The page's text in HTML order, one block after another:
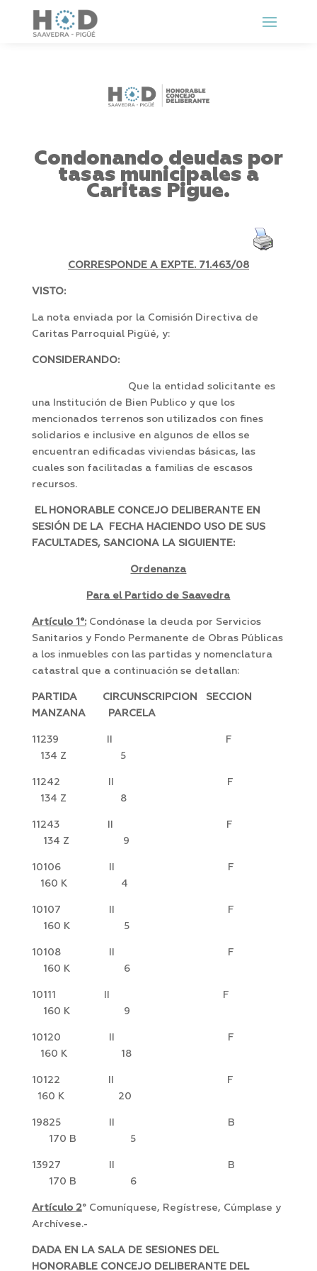
Condonando deudas por
tasas municipales a
Caritas Pigue.
CORRESPONDE A EXPTE. 71.463/08
VISTO:
La nota enviada por la Comisión Directiva de
Caritas Parroquial Pigüé, y:
CONSIDERANDO:
Que la entidad solicitante es
una Institución de Bien Publico y que los
mencionados terrenos son utilizados con fines
solidarios e inclusive en algunos de ellos se
encuentran edificadas viviendas básicas, las
cuales son facilitadas a familias de escasos
recursos.
EL HONORABLE CONCEJO DELIBERANTE EN
SESIÓN DE LA FECHA HACIENDO USO DE SUS
FACULTADES, SANCIONA LA SIGUIENTE:
Ordenanza
Para el Partido de Saavedra
Artículo 1°:Condónase la deuda por Servicios
Sanitarios y Fondo Permanente de Obras Públicas
a los inmuebles con las partidas y nomenclatura
catastral que a continuación se detallan:
PARTIDA CIRCUNSCRIPCION SECCION
MANZANA PARCELA
11239 II F
134 Z 5
11242 II F
134 Z 8
11243 II F
134 Z 9
10106 II F
160 K 4
10107 II F
160 K 5
10108 II F
160 K 6
10111 II F
160 K 9
10120 II F
160 K 18
10122 II F
160 K 20
19825 II B
170 B 5
13927 II B
170 B 6
Artículo 2° Comuníquese, Regístrese, Cúmplase y
Archívese.-
DADA EN LA SALA DE SESIONES DEL
HONORABLE CONCEJO DELIBERANTE DEL